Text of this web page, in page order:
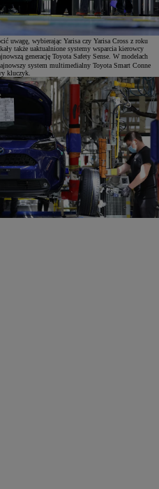
uwagę, wybierając Yarisa czy Yarisa Cross z roku
także uaktualnione systemy wsparcia kierowcy
generację Toyota Safety Sense. W modelach
system multimedialny Toyota Smart Conne
kluczyk.